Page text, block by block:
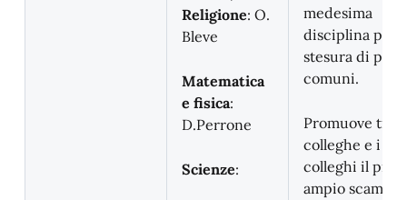
Religione: O.
Bleve
Matematica
e fisica:
D.Perrone
Scienze:
medesima
disciplina per
stesura di
comuni.
Promuove tra
colleghe e i
colleghi il più
ampio scambio